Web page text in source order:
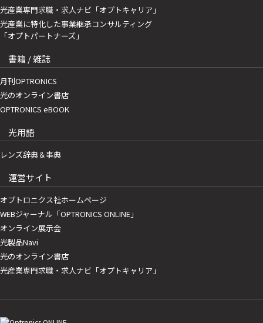
光産業専門求職・求人ナビ「オプトキャリア」
光産業に特化した事業継承コンサルティング
「オプトパートナーズ」
書籍 / 雑誌
月刊OPTRONICS
光のオンライン書店
OPTRONICS eBOOK
光用語
レンズ辞典＆事典
運営サイト
オプトロニクス社ホームページ
WEBジャーナル「OPTRONICS ONLINE」
オンライン展示会
光製品Navi
光のオンライン書店
光産業専門求職・求人ナビ「オプトキャリア」